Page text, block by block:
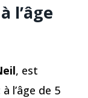
l’âge
, est
l’âge de 5